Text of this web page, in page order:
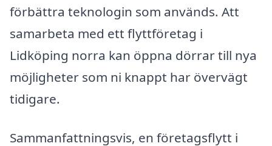
förbättra teknologin som används. Att
samarbeta med ett flyttföretag i
Lidköping norra kan öppna dörrar till nya
möjligheter som ni knappt har övervägt
tidigare.
Sammanfattningsvis, en företagsflytt i